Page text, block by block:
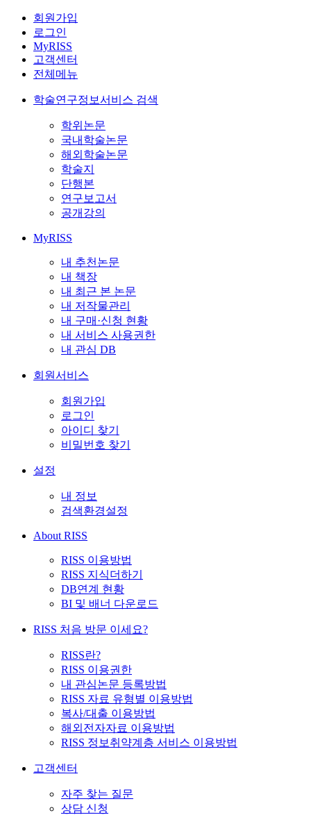
회원가입
로그인
MyRISS
고객센터
전체메뉴
학술연구정보서비스 검색
학위논문
국내학술논문
해외학술논문
학술지
단행본
연구보고서
공개강의
MyRISS
내 추천논문
내 책장
내 최근 본 논문
내 저작물관리
내 구매·신청 현황
내 서비스 사용권한
내 관심 DB
회원서비스
회원가입
로그인
아이디 찾기
비밀번호 찾기
설정
내 정보
검색환경설정
About RISS
RISS 이용방법
RISS 지식더하기
DB연계 현황
BI 및 배너 다운로드
RISS 처음 방문 이세요?
RISS란?
RISS 이용권한
내 관심논문 등록방법
RISS 자료 유형별 이용방법
복사/대출 이용방법
해외전자자료 이용방법
RISS 정보취약계층 서비스 이용방법
고객센터
자주 찾는 질문
상담 신청